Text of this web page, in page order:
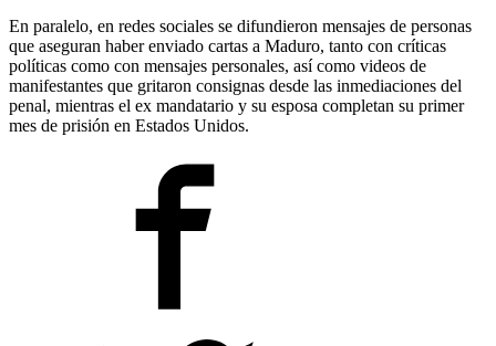
En paralelo, en redes sociales se difundieron mensajes de personas
que aseguran haber enviado cartas a Maduro, tanto con críticas
políticas como con mensajes personales, así como videos de
manifestantes que gritaron consignas desde las inmediaciones del
penal, mientras el ex mandatario y su esposa completan su primer
mes de prisión en Estados Unidos.